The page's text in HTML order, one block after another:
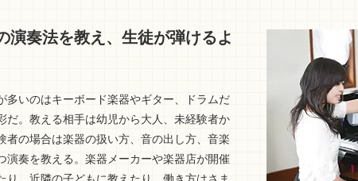
演奏法を教え、生徒が弾けるよ
多いのはキーボード楽器やギター、ドラムだ
だ。教える相手は幼児から大人、未経験者か
者の場合は楽器の扱い方、音の出し方、音楽
演奏を教える。楽器メーカーや楽器店が開催